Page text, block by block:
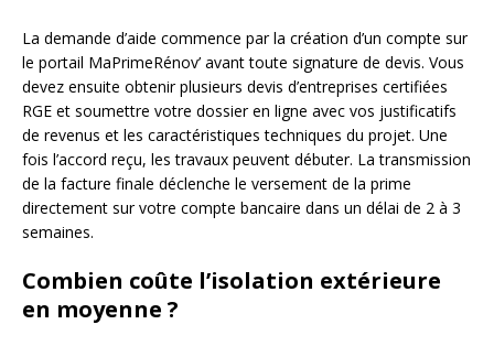
La demande d’aide commence par la création d’un compte sur
le portail MaPrimeRénov’ avant toute signature de devis. Vous
devez ensuite obtenir plusieurs devis d’entreprises certifiées
RGE et soumettre votre dossier en ligne avec vos justificatifs
de revenus et les caractéristiques techniques du projet. Une
fois l’accord reçu, les travaux peuvent débuter. La transmission
de la facture finale déclenche le versement de la prime
directement sur votre compte bancaire dans un délai de 2 à 3
semaines.
Combien coûte l’isolation extérieure
en moyenne ?